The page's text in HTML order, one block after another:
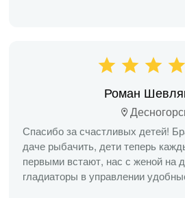
Роман
Спасибо за счастливых детей!
даче рыбачить, дети теперь
первыми встают, нас с женой на
гладиаторы в управлении